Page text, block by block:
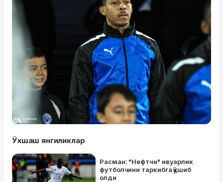
Ўхшаш янгиликлар
Расман: "Нефтчи" ивуарлик
футболчини таркибга қўшиб
олди